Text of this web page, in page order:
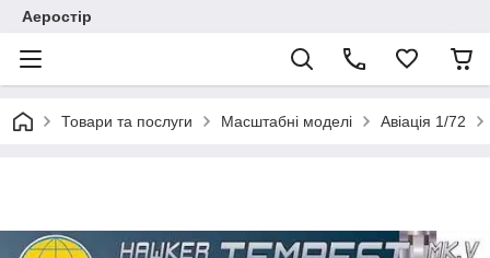
Аеростір
Товари та послуги Масштабні моделі Авіація 1/72